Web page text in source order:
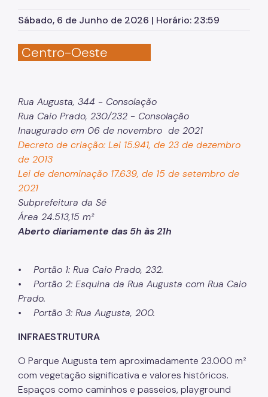
Parques Urbanos
Parques Concessionados
Viveiros Municipais
Educação Ambiental UMAPAZ
Programação
Planejamento Ambiental
Projetos Urbanos
Informações Ambientais
Licenciamento Ambiental
Licenciamento Ambiental Industrial
Licenciamento Ambiental Não-Industrial
Sábado, 6 de Junho de 2026 | Horário: 23:59
Centro-Oeste
Rua Augusta, 344 - Consolação
Rua Caio Prado, 230/232 - Consolação
Inaugurado em 06 de novembro de 2021
Decreto de criação: Lei 15.941, de 23 de dezembro
de 2013
Lei de denominação 17.639, de 15 de setembro de
2021
Subprefeitura da Sé
Área 24.513,15 m²
Aberto diariamente das 5h às 21h
• Portão 1: Rua Caio Prado, 232.
• Portão 2: Esquina da Rua Augusta com Rua Caio
Prado.
• Portão 3: Rua Augusta, 200.
INFRAESTRUTURA
O Parque Augusta tem aproximadamente 23.000 m²
com vegetação significativa e valores históricos.
Espaços como caminhos e passeios, playground